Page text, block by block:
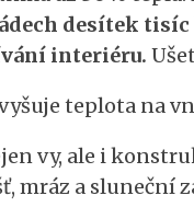
desítek
interiéru.
teplota na
vy, ale i
mráz a sluneční